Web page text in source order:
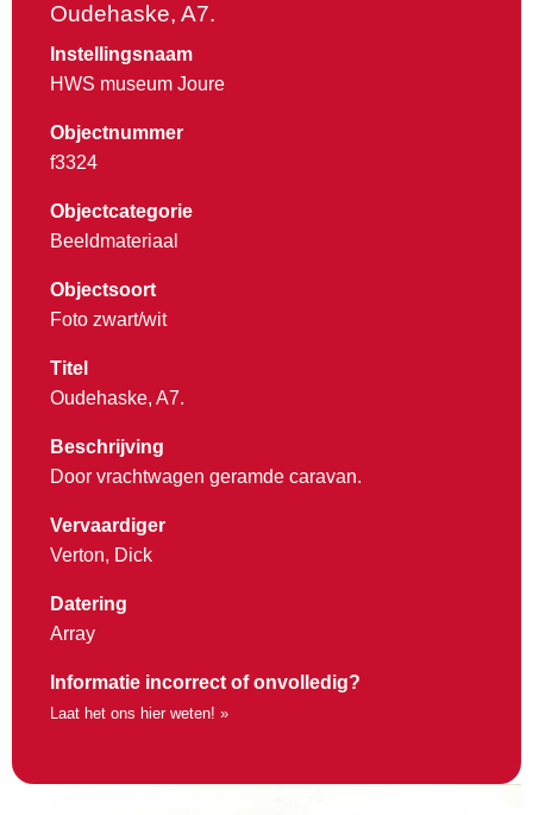
Oudehaske, A7.
Instellingsnaam
HWS museum Joure
Objectnummer
f3324
Objectcategorie
Beeldmateriaal
Objectsoort
Foto zwart/wit
Titel
Oudehaske, A7.
Beschrijving
Door vrachtwagen geramde caravan.
Vervaardiger
Verton, Dick
Datering
Array
Informatie incorrect of onvolledig?
Laat het ons hier weten! »